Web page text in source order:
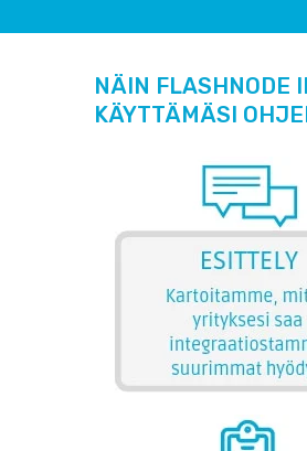
NÄIN FLASHNODE
KÄYTTÄMÄSI